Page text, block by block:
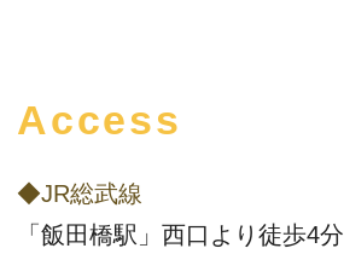
Access
◆JR総武線
「飯田橋駅」西口より徒歩4分